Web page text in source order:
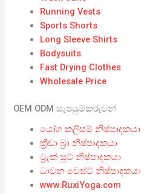
Running Vests
Sports Shorts
Long Sleeve Shirts
Bodysuits
Fast Drying Clothes
Wholesale Price
OEM ODM සැපයුම්කරුවන්
යෝග කලිසම් නිෂ්පාදකයා
ක්‍රීඩා බ්‍රා නිෂ්පාදකයා
ට්‍රැක් සූට් නිෂ්පාදකයා
ධාවන වෙස්ට් නිෂ්පාදකයා
www.RuxiYoga.com